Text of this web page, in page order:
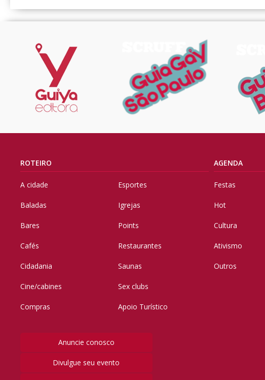
ROTEIRO
A cidade
Baladas
Bares
Cafés
Cidadania
Cine/cabines
Compras
Esportes
Igrejas
Points
Restaurantes
Saunas
Sex clubs
Apoio Turístico
Anuncie conosco
Divulgue seu evento
AGENDA
Festas
Hot
Cultura
Ativismo
Outros